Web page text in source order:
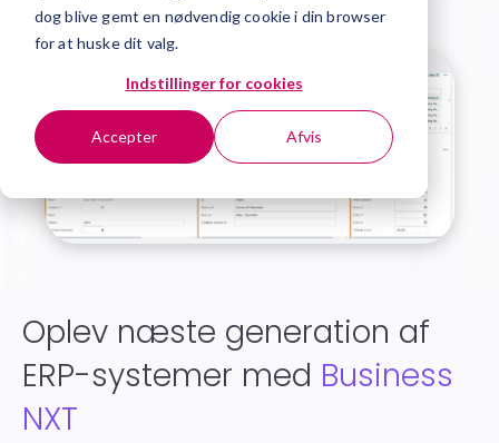
dog blive gemt en nødvendig cookie i din browser
for at huske dit valg.
Indstillinger for cookies
Accepter Afvis
Oplev næste generation af
ERP-systemer med Business
NXT